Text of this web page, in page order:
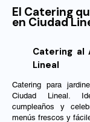
El Catering
en Ciudad
Catering al
Lineal
Catering para
Ciudad Lineal.
cumpleaños y
menús frescos y